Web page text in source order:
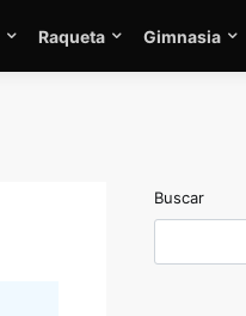
Raqueta Gimnasia
Buscar